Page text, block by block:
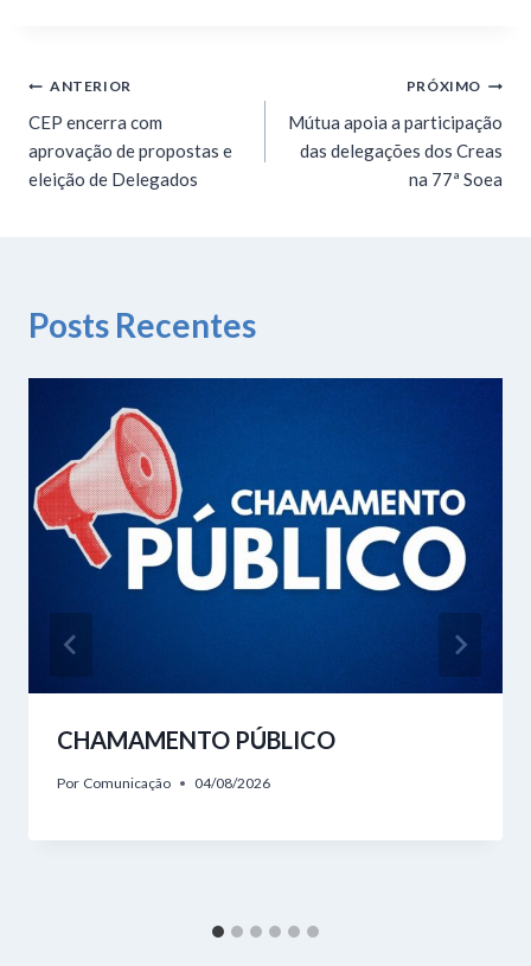
ANTERIOR
CEP encerra com
aprovação de propostas e
eleição de Delegados
PRÓXIMO
Mútua apoia a participação
das delegações dos Creas
na 77ª Soea
Posts Recentes
CHAMAMENTO PÚBLICO
Por Comunicação 04/08/2026